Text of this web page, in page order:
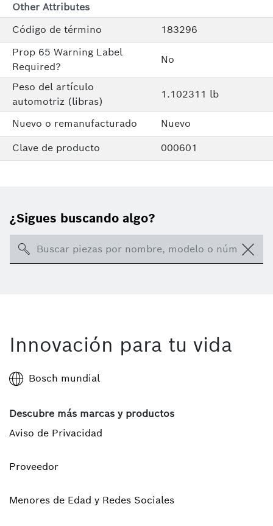
Other Attributes
Código de término
183296
Prop 65 Warning Label
Required?
No
Peso del artículo
automotriz (libras)
1.102311 lb
Nuevo o remanufacturado
Nuevo
Clave de producto
000601
¿Sigues buscando algo?
Search
Innovación para tu vida
Bosch mundial
Descubre más marcas y productos
Aviso de Privacidad
Proveedor
Menores de Edad y Redes Sociales